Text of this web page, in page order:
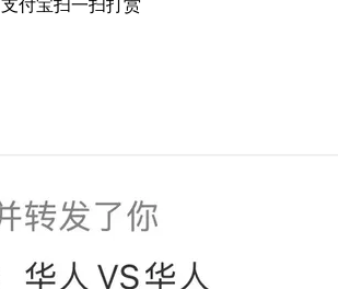
支付宝扫一扫打赏